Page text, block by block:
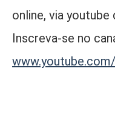
online, via
Inscreva-se no